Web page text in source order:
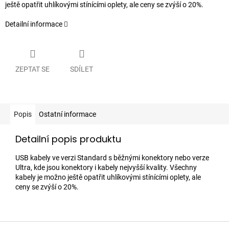
ještě opatřit uhlíkovými stínícími oplety, ale ceny se zvýší o 20%.
Detailní informace
ZEPTAT SE SDÍLET
Popis Ostatní informace
Detailní popis produktu
USB kabely ve verzi Standard s běžnými konektory nebo verze
Ultra, kde jsou konektory i kabely nejvyšší kvality. Všechny
kabely je možno ještě opatřit uhlíkovými stínícími oplety, ale
ceny se zvýší o 20%.
Z